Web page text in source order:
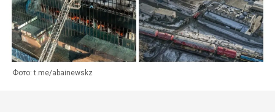
Фото: t.me/abainewskz